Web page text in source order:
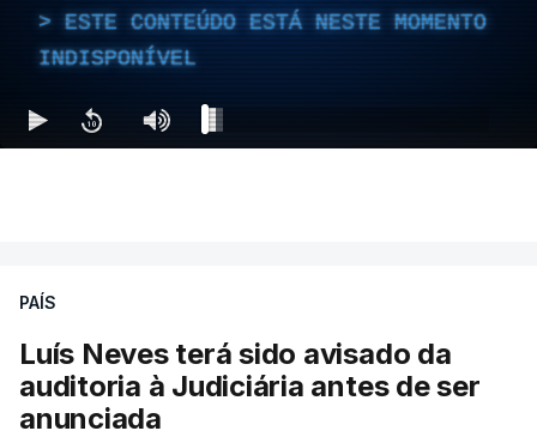
ESTE CONTEÚDO ESTÁ NESTE MOMENTO
INDISPONÍVEL
PAÍS
Luís Neves terá sido avisado da
auditoria à Judiciária antes de ser
anunciada